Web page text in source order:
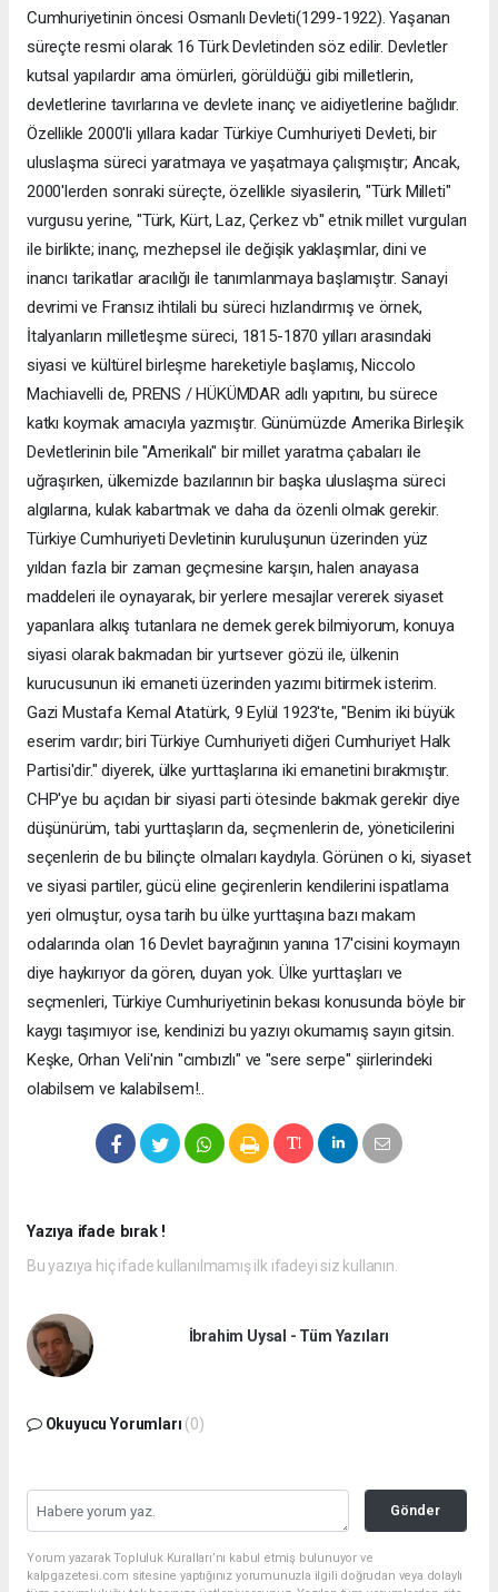
Cumhuriyetinin öncesi Osmanlı Devleti(1299-1922). Yaşanan
süreçte resmi olarak 16 Türk Devletinden söz edilir. Devletler
kutsal yapılardır ama ömürleri, görüldüğü gibi milletlerin,
devletlerine tavırlarına ve devlete inanç ve aidiyetlerine bağlıdır.
Özellikle 2000'li yıllara kadar Türkiye Cumhuriyeti Devleti, bir
uluslaşma süreci yaratmaya ve yaşatmaya çalışmıştır; Ancak,
2000'lerden sonraki süreçte, özellikle siyasilerin, "Türk Milleti"
vurgusu yerine, "Türk, Kürt, Laz, Çerkez vb" etnik millet vurguları
ile birlikte; inanç, mezhepsel ile değişik yaklaşımlar, dini ve
inancı tarikatlar aracılığı ile tanımlanmaya başlamıştır. Sanayi
devrimi ve Fransız ihtilali bu süreci hızlandırmış ve örnek,
İtalyanların milletleşme süreci, 1815-1870 yılları arasındaki
siyasi ve kültürel birleşme hareketiyle başlamış, Niccolo
Machiavelli de, PRENS / HÜKÜMDAR adlı yapıtını, bu sürece
katkı koymak amacıyla yazmıştır. Günümüzde Amerika Birleşik
Devletlerinin bile "Amerikalı" bir millet yaratma çabaları ile
uğraşırken, ülkemizde bazılarının bir başka uluslaşma süreci
algılarına, kulak kabartmak ve daha da özenli olmak gerekir.
Türkiye Cumhuriyeti Devletinin kuruluşunun üzerinden yüz
yıldan fazla bir zaman geçmesine karşın, halen anayasa
maddeleri ile oynayarak, bir yerlere mesajlar vererek siyaset
yapanlara alkış tutanlara ne demek gerek bilmiyorum, konuya
siyasi olarak bakmadan bir yurtsever gözü ile, ülkenin
kurucusunun iki emaneti üzerinden yazımı bitirmek isterim.
Gazi Mustafa Kemal Atatürk, 9 Eylül 1923'te, "Benim iki büyük
eserim vardır; biri Türkiye Cumhuriyeti diğeri Cumhuriyet Halk
Partisi'dir." diyerek, ülke yurttaşlarına iki emanetini bırakmıştır.
CHP'ye bu açıdan bir siyasi parti ötesinde bakmak gerekir diye
düşünürüm, tabi yurttaşların da, seçmenlerin de, yöneticilerini
seçenlerin de bu bilinçte olmaları kaydıyla. Görünen o ki, siyaset
ve siyasi partiler, gücü eline geçirenlerin kendilerini ispatlama
yeri olmuştur, oysa tarih bu ülke yurttaşına bazı makam
odalarında olan 16 Devlet bayrağının yanına 17'cisini koymayın
diye haykırıyor da gören, duyan yok. Ülke yurttaşları ve
seçmenleri, Türkiye Cumhuriyetinin bekası konusunda böyle bir
kaygı taşımıyor ise, kendinizi bu yazıyı okumamış sayın gitsin.
Keşke, Orhan Veli'nin "cımbızlı" ve "sere serpe" şiirlerindeki
olabilsem ve kalabilsem!..
Yazıya ifade bırak !
Bu yazıya hiç ifade kullanılmamış ilk ifadeyi siz kullanın.
İbrahim Uysal - Tüm Yazıları
Okuyucu Yorumları (0)
Gönder
Yorum yazarak Topluluk Kuralları’nı kabul etmiş bulunuyor ve
kalpgazetesi.com sitesine yaptığınız yorumunuzla ilgili doğrudan veya dolaylı